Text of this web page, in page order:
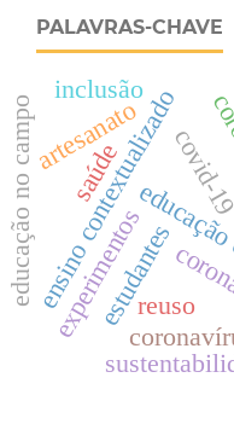
PALAVRAS-CHAVE
estudantes
ensino contextualizado
experimentos
saúde
artesanato
reuso
inclusão
educação no campo